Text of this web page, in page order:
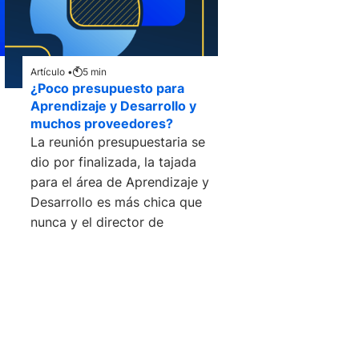
Artículo • 5 min
¿Poco presupuesto para
Aprendizaje y Desarrollo y
muchos proveedores?
La reunión presupuestaria se
dio por finalizada, la tajada
para el área de Aprendizaje y
Desarrollo es más chica que
nunca y el director de